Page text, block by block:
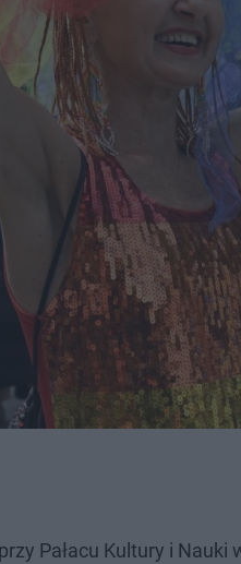
Pałacu Kultury i Nauki